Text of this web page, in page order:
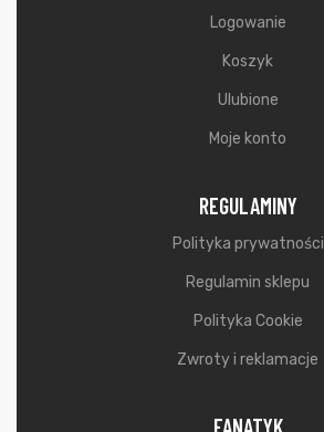
Logowanie
Koszyk
Ulubione
Moje konto
REGULAMINY
Polityka prywatności
Regulamin sklepu
Polityka Cookie
Zwroty i reklamacje